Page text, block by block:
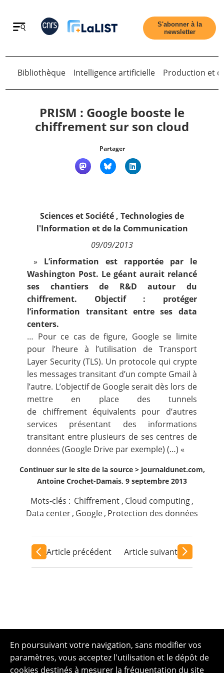
Retour
Contact
Nous suivre
S'abonner à la
newsletter
Retour
Bibliothèque Intelligence artificielle Production et
PRISM : Google booste le
chiffrement sur son cloud
Partager
Sciences et Société , Technologies de
l'Information et de la Communication
09/09/2013
» L’information est rapportée par le
Washington Post. Le géant aurait relancé
ses chantiers de R&D autour du
chiffrement. Objectif : protéger
l’information transitant entre ses data
centers.
… Pour ce cas de figure, Google se limite
pour l’heure à l’utilisation de Transport
Layer Security (TLS). Un protocole qui crypte
les messages transitant d’un compte Gmail à
l’autre. L’objectif de Google serait dès lors de
mettre en place des tunnels
de chiffrementéquivalents pour d’autres
services présentant des informations
transitant entre plusieurs de ses centres de
données (Google Drive par exemple) (…) «
Continuer sur le site de la source > journaldunet.com,
Antoine Crochet-Damais, 9 septembre 2013
Mots-clés : Chiffrement , Cloud computing,
Data center, Google, Protection des données
Article précédent Article suivant
En poursuivant votre navigation, sans modifier vos
paramètres, vous acceptez l'utilisation et le dépôt de
cookies destinés à mesurer la fréquentation du site